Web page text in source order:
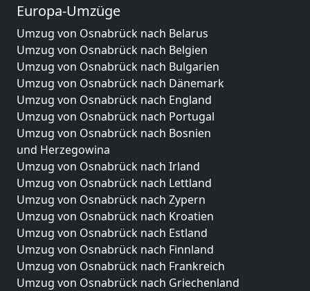
Europa-Umzüge
Umzug von Osnabrück nach Belarus
Umzug von Osnabrück nach Belgien
Umzug von Osnabrück nach Bulgarien
Umzug von Osnabrück nach Dänemark
Umzug von Osnabrück nach England
Umzug von Osnabrück nach Portugal
Umzug von Osnabrück nach Bosnien
und Herzegowina
Umzug von Osnabrück nach Irland
Umzug von Osnabrück nach Lettland
Umzug von Osnabrück nach Zypern
Umzug von Osnabrück nach Kroatien
Umzug von Osnabrück nach Estland
Umzug von Osnabrück nach Finnland
Umzug von Osnabrück nach Frankreich
Umzug von Osnabrück nach Griechenland